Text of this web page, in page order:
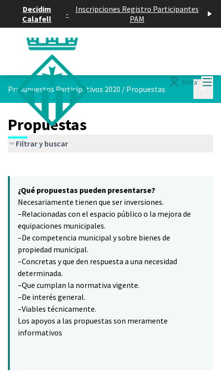
Decidim
Calafell
-
Inscripciones Registro Participantes
PAM
Entra
Presupuestos Participativos 2020 / Propuestas
Propuestas
Filtrar y buscar
−
¿Qué propuestas pueden presentarse?
Necesariamente tienen que ser inversiones.
–Relacionadas con el espacio público o la mejora de
equipaciones municipales.
–De competencia municipal y sobre bienes de
propiedad municipal.
–Concretas y que den respuesta a una necesidad
determinada.
–Que cumplan la normativa vigente.
–De interés general.
–Viables técnicamente.
Los apoyos a las propuestas son meramente
informativos